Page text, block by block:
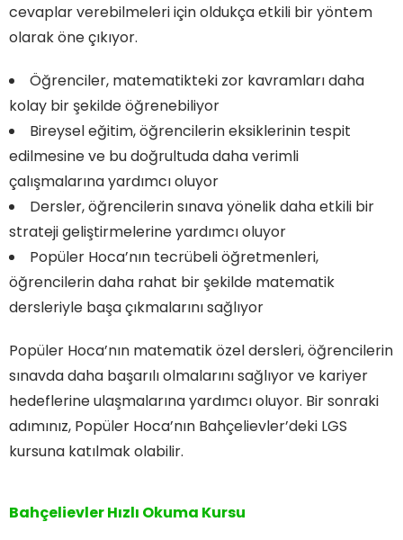
cevaplar verebilmeleri için oldukça etkili bir yöntem
olarak öne çıkıyor.
Öğrenciler, matematikteki zor kavramları daha
kolay bir şekilde öğrenebiliyor
Bireysel eğitim, öğrencilerin eksiklerinin tespit
edilmesine ve bu doğrultuda daha verimli
çalışmalarına yardımcı oluyor
Dersler, öğrencilerin sınava yönelik daha etkili bir
strateji geliştirmelerine yardımcı oluyor
Popüler Hoca’nın tecrübeli öğretmenleri,
öğrencilerin daha rahat bir şekilde matematik
dersleriyle başa çıkmalarını sağlıyor
Popüler Hoca’nın matematik özel dersleri, öğrencilerin
sınavda daha başarılı olmalarını sağlıyor ve kariyer
hedeflerine ulaşmalarına yardımcı oluyor. Bir sonraki
adımınız, Popüler Hoca’nın Bahçelievler’deki LGS
kursuna katılmak olabilir.
Bahçelievler Hızlı Okuma Kursu